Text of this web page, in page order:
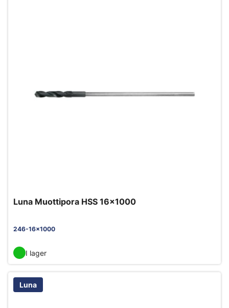
Luna Muottipora HSS 16x1000
246-16x1000
I lager
Luna